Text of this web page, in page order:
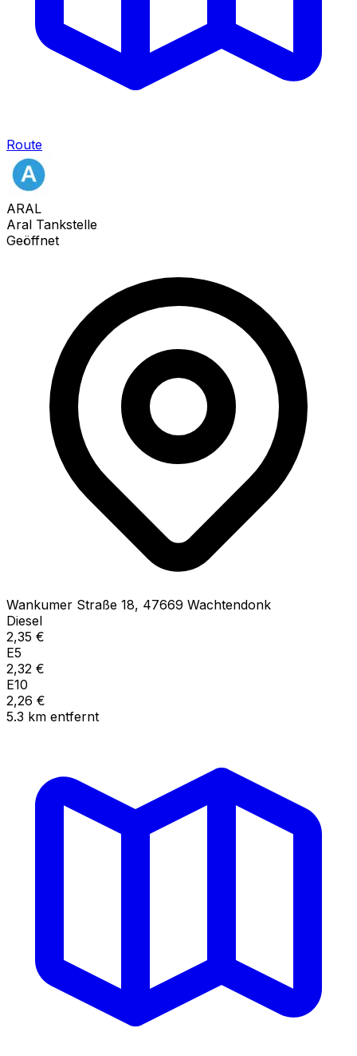
Route
ARAL
Aral Tankstelle
Geöffnet
Wankumer Straße 18, 47669 Wachtendonk
Diesel
2,35 €
E5
2,32 €
E10
2,26 €
5.3 km entfernt